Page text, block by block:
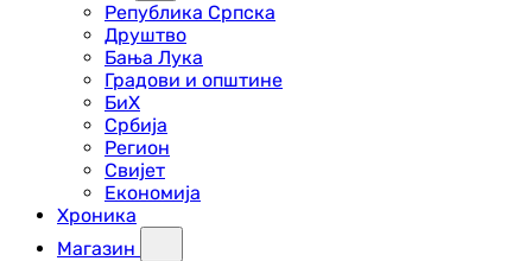
Република Српска
Друштво
Бања Лука
Градови и општине
БиХ
Србија
Регион
Свијет
Економија
Хроника
Магазин